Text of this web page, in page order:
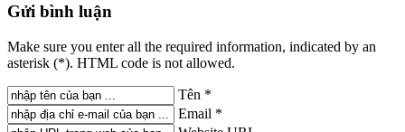
Gửi bình luận
Make sure you enter all the required information, indicated by an
asterisk (*). HTML code is not allowed.
Tên *
Email *